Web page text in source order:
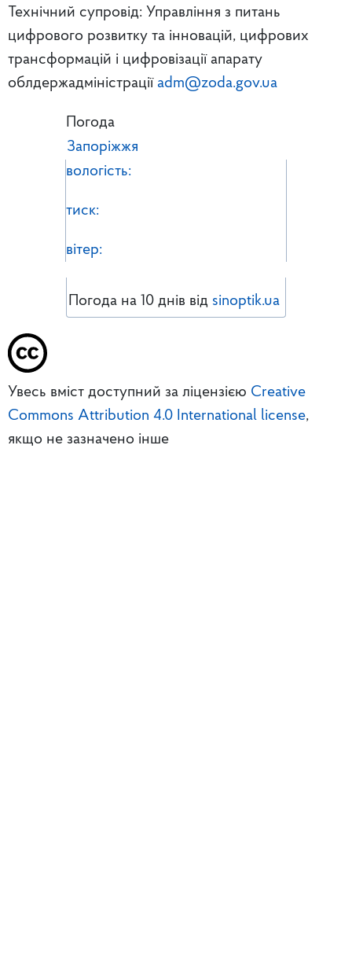
Технічний супровід: Управління з питань
цифрового розвитку та інновацій, цифрових
трансформацій і цифровізації апарату
облдержадміністрації adm@zoda.gov.ua
Погода
Запоріжжя
вологість:
тиск:
вітер:
Погода на 10 днів від sinoptik.ua
Увесь вміст доступний за ліцензією Creative
Commons Attribution 4.0 International license,
якщо не зазначено інше